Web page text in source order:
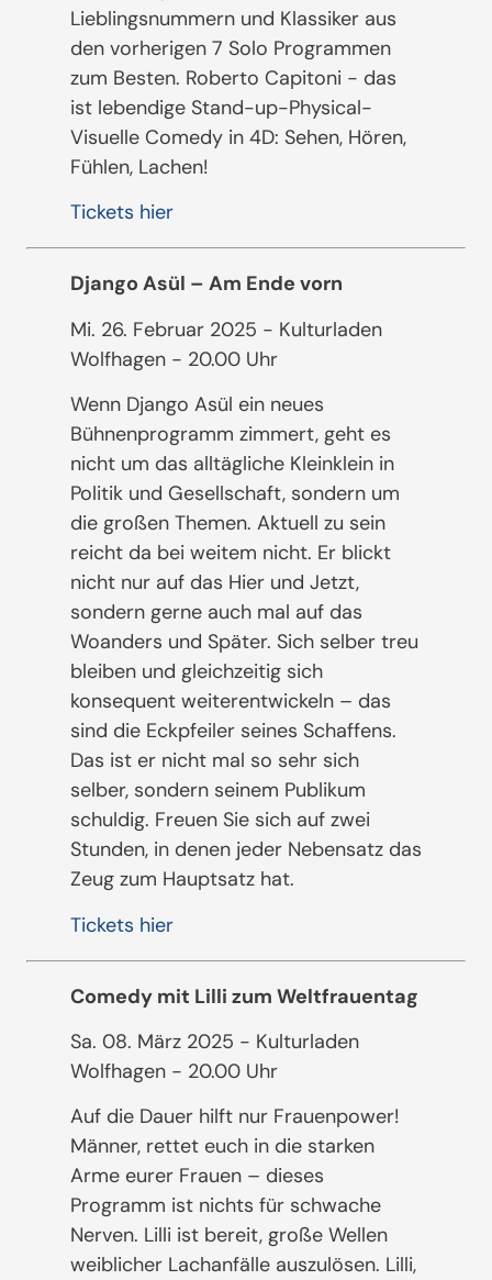
Lieblingsnummern und Klassiker aus
den vorherigen 7 Solo Programmen
zum Besten. Roberto Capitoni - das
ist lebendige Stand-up-Physical-
Visuelle Comedy in 4D: Sehen, Hören,
Fühlen, Lachen!
Tickets hier
Django Asül – Am Ende vorn
Mi. 26. Februar 2025 - Kulturladen
Wolfhagen - 20.00 Uhr
Wenn Django Asül ein neues
Bühnenprogramm zimmert, geht es
nicht um das alltägliche Kleinklein in
Politik und Gesellschaft, sondern um
die großen Themen. Aktuell zu sein
reicht da bei weitem nicht. Er blickt
nicht nur auf das Hier und Jetzt,
sondern gerne auch mal auf das
Woanders und Später. Sich selber treu
bleiben und gleichzeitig sich
konsequent weiterentwickeln – das
sind die Eckpfeiler seines Schaffens.
Das ist er nicht mal so sehr sich
selber, sondern seinem Publikum
schuldig. Freuen Sie sich auf zwei
Stunden, in denen jeder Nebensatz das
Zeug zum Hauptsatz hat.
Tickets hier
Comedy mit Lilli zum Weltfrauentag
Sa. 08. März 2025 - Kulturladen
Wolfhagen - 20.00 Uhr
Auf die Dauer hilft nur Frauenpower!
Männer, rettet euch in die starken
Arme eurer Frauen – dieses
Programm ist nichts für schwache
Nerven. Lilli ist bereit, große Wellen
weiblicher Lachanfälle auszulösen. Lilli,